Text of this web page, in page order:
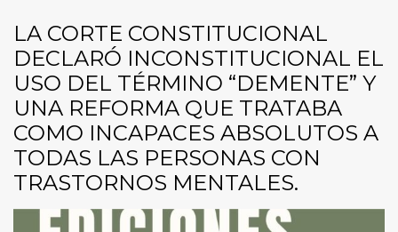
LA CORTE CONSTITUCIONAL
DECLARÓ INCONSTITUCIONAL EL
USO DEL TÉRMINO “DEMENTE” Y
UNA REFORMA QUE TRATABA
COMO INCAPACES ABSOLUTOS A
TODAS LAS PERSONAS CON
TRASTORNOS MENTALES.